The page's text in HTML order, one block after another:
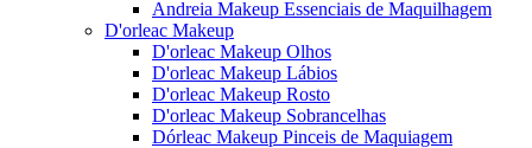
Andreia Makeup Essenciais de Maquilhagem
D'orleac Makeup
D'orleac Makeup Olhos
D'orleac Makeup Lábios
D'orleac Makeup Rosto
D'orleac Makeup Sobrancelhas
Dórleac Makeup Pinceis de Maquiagem